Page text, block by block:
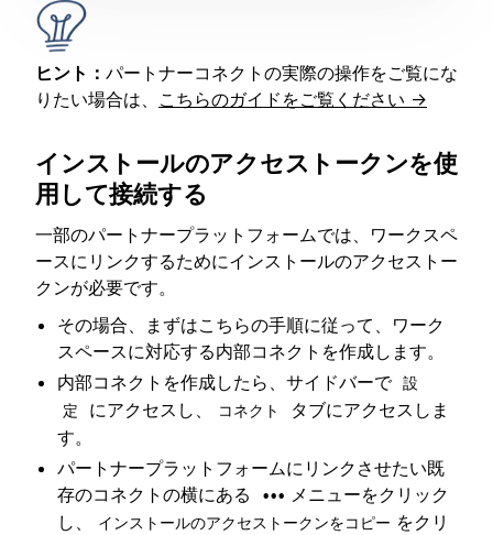
ヒント： パートナーコネクトの実際の操作をご覧にな
りたい場合は、 こちらのガイドをご覧ください →
インストールのアクセストークンを使
用して接続する
一部のパートナープラットフォームでは、ワークスペ
ースにリンクするためにインストールのアクセストー
クンが必要です。
その場合、まずはこちらの手順に従って、ワーク
スペースに対応する内部コネクトを作成します。
内部コネクトを作成したら、サイドバーで 設
定
にアクセスし、 コネクト
タブにアクセスしま
す。
パートナープラットフォームにリンクさせたい既
存のコネクトの横にある
••• メニューをクリック
し、
インストールのアクセストークンをコピー をクリ